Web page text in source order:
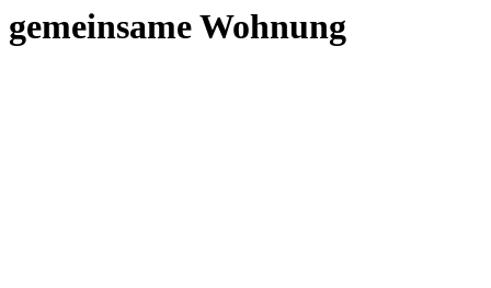
gemeinsame Wohnung